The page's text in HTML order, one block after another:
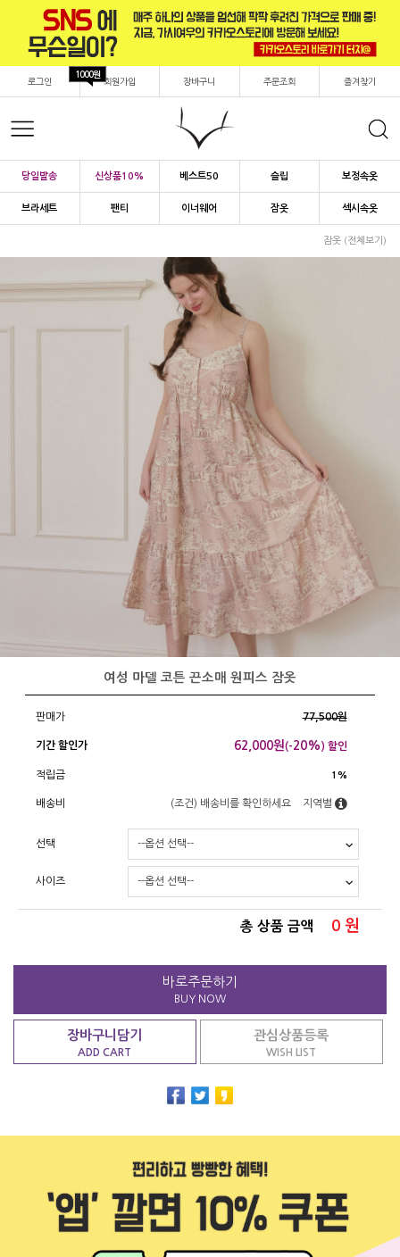
로그인 회원가입
1000원
장바구니 주문조회 즐겨찾기
당일발송 신상품10% 베스트50 슬립 보정속옷
브라세트 팬티 이너웨어 잠옷 섹시속옷
잠옷 (전체보기)
여성 마델 코튼 끈소매 원피스 잠옷
판매가 77,500원
기간 할인가 62,000원(-20%) 할인
적립금 1%
배송비 (조건) 배송비를 확인하세요 지역별
선택
사이즈
총 상품 금액 0 원
바로주문하기
BUY NOW
장바구니담기
ADD CART
관심상품등록
WISH LIST